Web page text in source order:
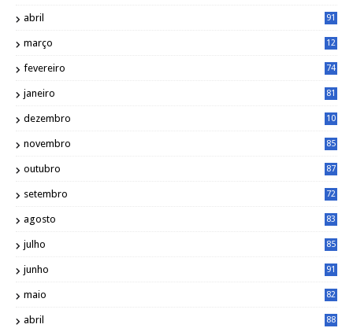
abril 91
março
12
fevereiro 74
janeiro 81
dezembro
10
novembro 85
outubro 87
setembro 72
agosto 83
julho 85
junho 91
maio 82
abril 88